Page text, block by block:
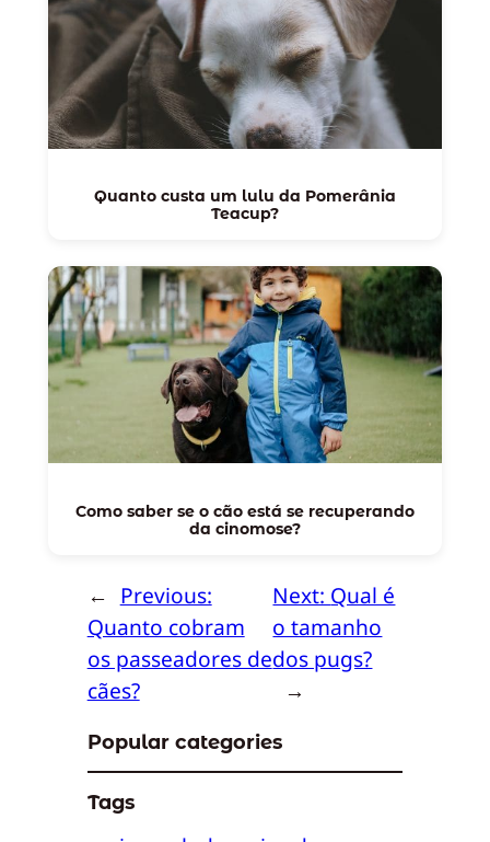
Quanto custa um lulu da Pomerânia
Teacup?
Como saber se o cão está se recuperando
da cinomose?
← Previous:
Quanto cobram
os passeadores de
cães?
Next: Qual é
o tamanho
dos pugs?
→
Popular categories
Tags